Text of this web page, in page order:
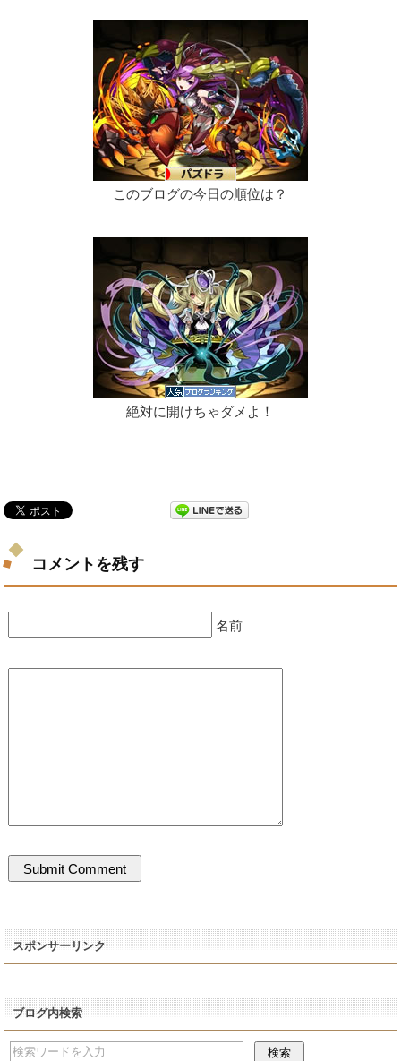
このブログの今日の順位は？
絶対に開けちゃダメよ！
コメントを残す
名前
スポンサーリンク
ブログ内検索